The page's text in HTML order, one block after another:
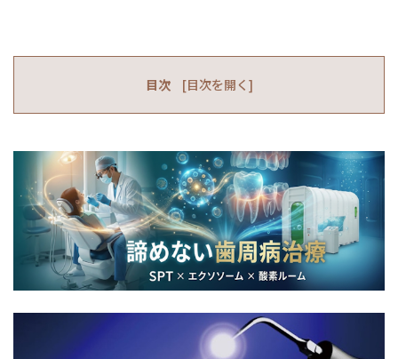
目次 [目次を開く ]